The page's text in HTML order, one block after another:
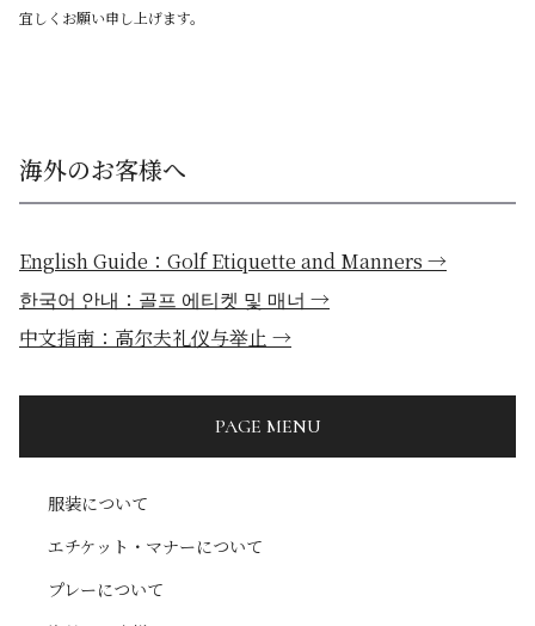
宜しくお願い申し上げます。
海外のお客様へ
English Guide：Golf Etiquette and Manners →
한국어 안내：골프 에티켓 및 매너 →
中文指南：高尔夫礼仪与举止 →
PAGE MENU
服装について
エチケット・マナーについて
プレーについて